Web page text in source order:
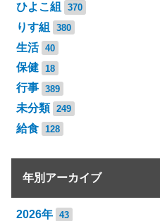
ひよこ組 370
りす組 380
生活 40
保健 18
行事 389
未分類 249
給食 128
年別アーカイブ
2026年 43